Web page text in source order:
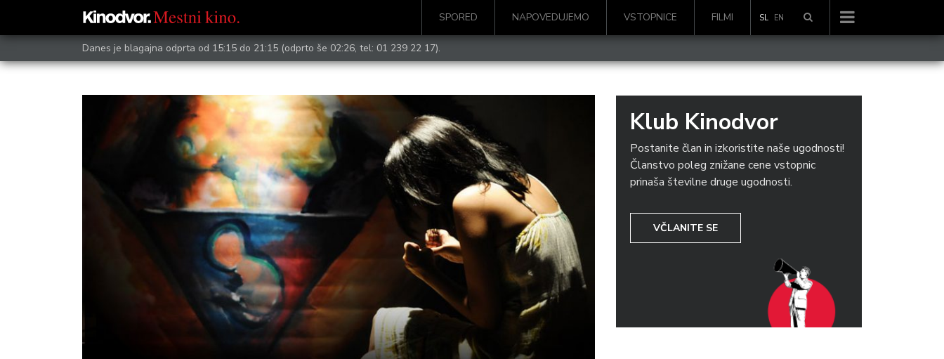
SPORED NAPOVEDUJEMO VSTOPNICE FILMI SL EN
Danes je blagajna odprta od 15:15 do 21:15 (odprto še 02:26, tel: 01 239 22 17).
Klub Kinodvor
Postanite član in izkoristite naše ugodnosti!
Članstvo poleg znižane cene vstopnic
prinaša številne druge ugodnosti.
VČLANITE SE